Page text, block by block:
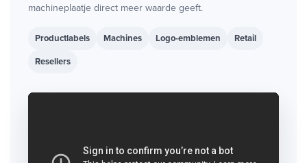
machineplaatje direct meer waarde geeft.
Productlabels Machines Logo-emblemen
Retail
Resellers